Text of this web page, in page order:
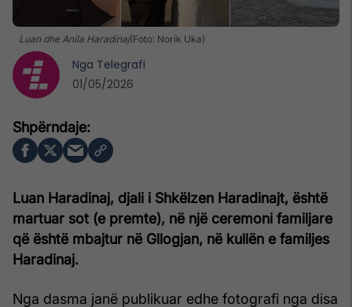
Luan dhe Anila Haradinaj(Foto: Norik Uka)
Luan Haradinaj, djali i Shkëlzen Haradinajt, është
martuar sot (e premte), në një ceremoni familjare
që është mbajtur në Gllogjan, në kullën e familjes
Haradinaj.
Nga dasma janë publikuar edhe fotografi nga disa
Nga Telegrafi
01/05/2026